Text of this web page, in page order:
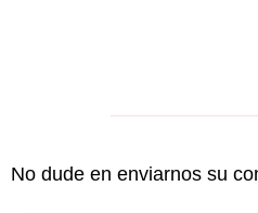
No dude en enviarnos su